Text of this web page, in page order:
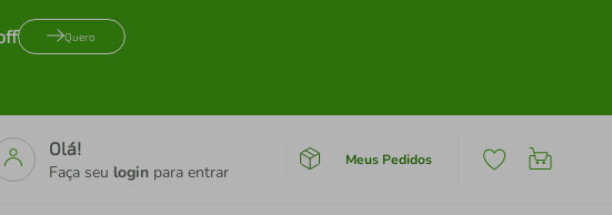
Quero
Olá!
Faça seu login para entrar
Meus Pedidos